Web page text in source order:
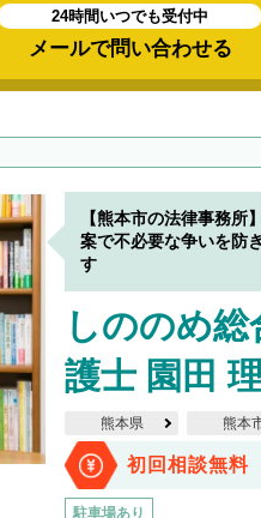
24時間いつでも受付中
メールで問い合わせる
【熊本市の法律事務所
案で不必要な争いを防
す
しののめ
護士 園田 理
熊本県 熊本
初回相談無料
駐車場あり